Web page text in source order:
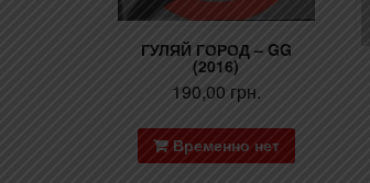
ГУЛЯЙ ГОРОД – GG
(2016)
190,00 грн.
Временно нет